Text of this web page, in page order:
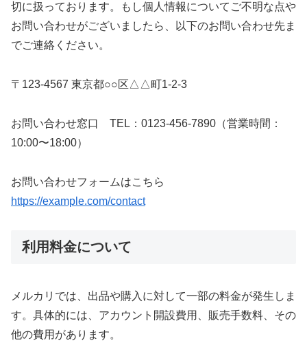
切に扱っております。もし個人情報についてご不明な点や
お問い合わせがございましたら、以下のお問い合わせ先ま
でご連絡ください。
〒123-4567 東京都○○区△△町1-2-3
お問い合わせ窓口 TEL：0123-456-7890（営業時間：
10:00〜18:00）
お問い合わせフォームはこちら
https://example.com/contact
利用料金について
メルカリでは、出品や購入に対して一部の料金が発生しま
す。具体的には、アカウント開設費用、販売手数料、その
他の費用があります。